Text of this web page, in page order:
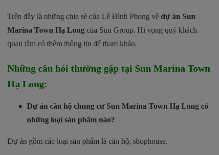
Trên đây là những chia sẻ của Lê Đình Phong về dự án Sun
Marina Town Hạ Long của Sun Group. Hi vọng quý khách
quan tâm có thêm thông tin để tham khảo.
Những câu hỏi thường gặp tại Sun Marina Town
Hạ Long:
Dự án căn hộ chung cư Sun Marina Town Hạ Long có
những loại sản phẩm nào?
Dự án gồm các loại sản phẩm là căn hộ, shophouse.